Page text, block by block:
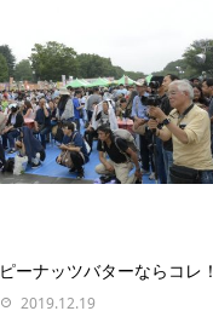
ピーナッツバターならコレ！
2019.12.19